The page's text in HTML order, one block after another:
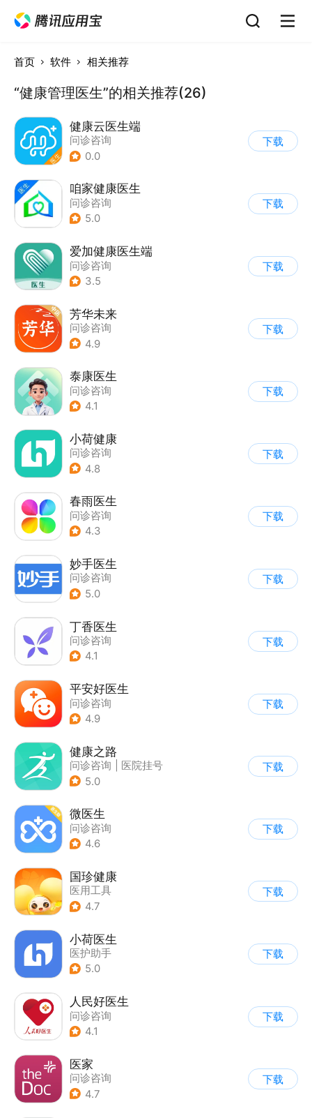
首页 软件 相关推荐
“健康管理医生”的相关推荐(26)
健康云医生端
问诊咨询
0.0
下载
咱家健康医生
问诊咨询
5.0
下载
爱加健康医生端
问诊咨询
3.5
下载
芳华未来
问诊咨询
4.9
下载
泰康医生
问诊咨询
4.1
下载
小荷健康
问诊咨询
4.8
下载
春雨医生
问诊咨询
4.3
下载
妙手医生
问诊咨询
5.0
下载
丁香医生
问诊咨询
4.1
下载
平安好医生
问诊咨询
4.9
下载
健康之路
问诊咨询
医院挂号
5.0
下载
微医生
问诊咨询
4.6
下载
国珍健康
医用工具
4.7
下载
小荷医生
医护助手
5.0
下载
人民好医生
问诊咨询
4.1
下载
医家
问诊咨询
4.7
下载